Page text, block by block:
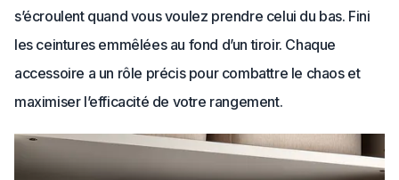
s’écroulent quand vous voulez prendre celui du bas. Fini
les ceintures emmêlées au fond d’un tiroir. Chaque
accessoire a un rôle précis pour combattre le chaos et
maximiser l’efficacité de votre rangement.